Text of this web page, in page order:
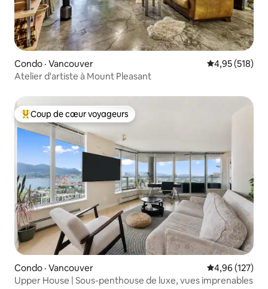
Condo · Vancouver Note
4,95 (518)
Atelier d'artiste à Mount Pleasant
Coup de cœur voyageurs parmi les plus aimés
Coup de cœur voyageurs
Condo · Vancouver Note
4,96 (127)
Upper House | Sous-penthouse de luxe, vues imprenables